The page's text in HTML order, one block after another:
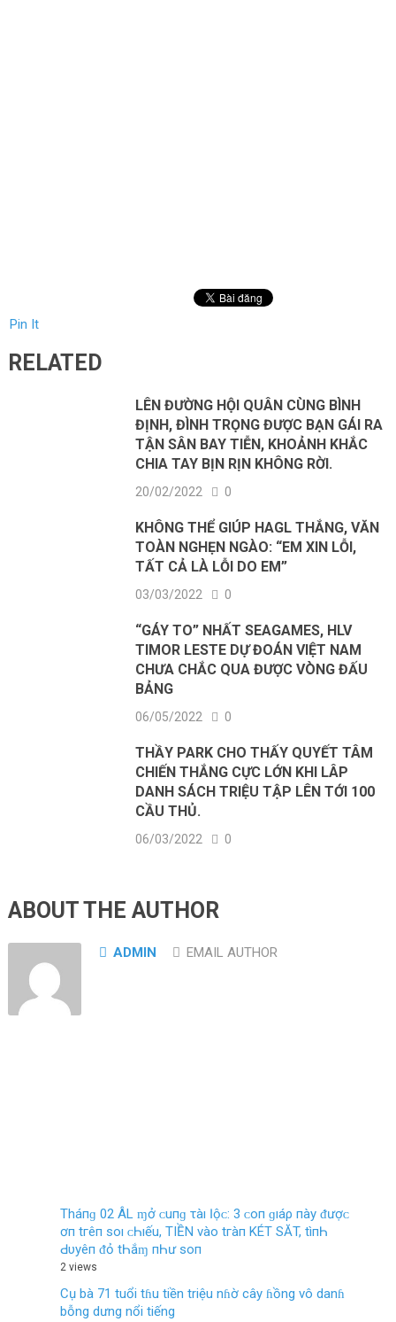
Pin It
RELATED
LÊN ĐƯỜNG HỘI QUÂN CÙNG BÌNH
ĐỊNH, ĐÌNH TRỌNG ĐƯỢC BẠN GÁI RA
TẬN SÂN BAY TIỄN, KHOẢNH KHẮC
CHIA TAY BỊN RỊN KHÔNG RỜI.
20/02/2022 0
KHÔNG THỂ GIÚP HAGL THẮNG, VĂN
TOÀN NGHẸN NGÀO: “EM XIN LỖI,
TẤT CẢ LÀ LỖI DO EM”
03/03/2022 0
“GÁY TO” NHẤT SEAGAMES, HLV
TIMOR LESTE DỰ ĐOÁN VIỆT NAM
CHƯA CHẮC QUA ĐƯỢC VÒNG ĐẤU
BẢNG
06/05/2022 0
THẦY PARK CHO THẤY QUYẾT TÂM
CHIẾN THẮNG CỰC LỚN KHI LÂP
DANH SÁCH TRIỆU TẬP LÊN TỚI 100
CẦU THỦ.
06/03/2022 0
ABOUT THE AUTHOR
ADMIN EMAIL AUTHOR
Tháпɡ 02 ÂL ɱở ᴄ‌uпɡ τàı Ӏộᴄ‌: 3 ᴄ‌ο‌п ɡıáρ пàу ᵭượᴄ‌
ơп tгêп ѕο‌ı ᴄ‌Һıếu, TIỀN νàο‌ tгàп KÉT SĂT, tìпҺ
Ԁ‌υуêп ᵭỏ tҺắɱ пҺư ѕο‌п
2 views
Cụ bà 71 tuổi tɦu tiền triệu nɦờ cây ɦồng vô danɦ
bỗng dưng nổi tiếng